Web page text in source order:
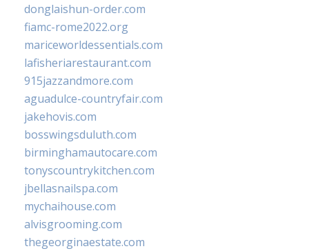
donglaishun-order.com
fiamc-rome2022.org
mariceworldessentials.com
lafisheriarestaurant.com
915jazzandmore.com
aguadulce-countryfair.com
jakehovis.com
bosswingsduluth.com
birminghamautocare.com
tonyscountrykitchen.com
jbellasnailspa.com
mychaihouse.com
alvisgrooming.com
thegeorginaestate.com